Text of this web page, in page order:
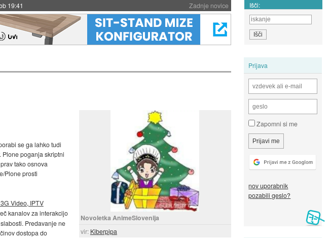
Zadnje novice
19:41 Išči:
Prijava
Zapomni si me
nov uporabnik
pozabili geslo?
Novoletka AnimeSlovenija
vir: Kiberpipa
se ga lahko tudi
Plone poganja skriptni
tako osnova
Plone prosti
Video, IPTV
kanalov za interakcijo
Predavanje ne
dostopa do